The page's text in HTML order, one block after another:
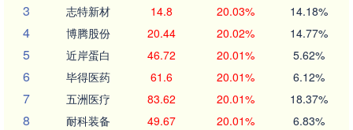
3 志特新材 14.8 20.03% 14.18%
4 博腾股份 20.44 20.02% 14.77%
5 近岸蛋白 46.72 20.01% 5.62%
6 毕得医药 61.6 20.01% 6.12%
7 五洲医疗 83.62 20.01% 18.37%
8 耐科装备 49.67 20.01% 6.83%